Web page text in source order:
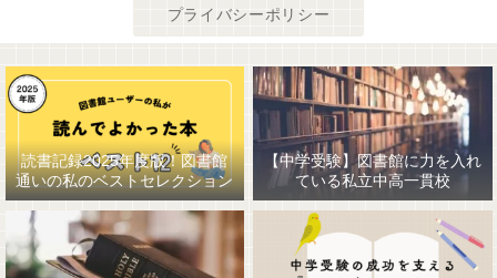
プライバシーポリシー
読書記録2025年度版！図書館
通いの私のベストセレクション
【中学受験】図書館に力を入れ
ている私立中高一貫校